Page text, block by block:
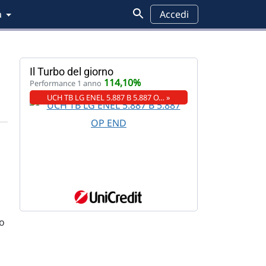
Accedi
Il Turbo del giorno
Performance 1 anno 114,10%
UCH TB LG ENEL 5.887 B 5.887 O… »